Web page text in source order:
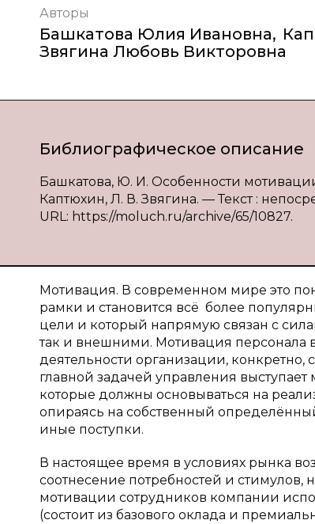
Авторы
Башкатова Юлия Ивановна,
Звягина Любовь Викторовна
Библиографическое описание
Башкатова, Ю. И. Особенности
Каптюхин, Л. В. Звягина. — Текст :
URL: https://moluch.ru/archive/65/10827.
Мотивация. В современном мире это
рамки и становится всё более
цели и который напрямую связан с
так и внешними. Мотивация персонала
деятельности организации, конкретно,
главной задачей управления
которые должны основываться на
опираясь на собственный
иные поступки.
В настоящее время в условиях рынка
соотнесение потребностей и стимулов,
мотивации сотрудников компании
(состоит из базового оклада и